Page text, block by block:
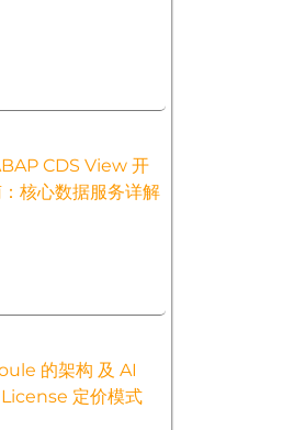
CDS View 开
核心数据服务详解
的架构 及 AI
定价模式